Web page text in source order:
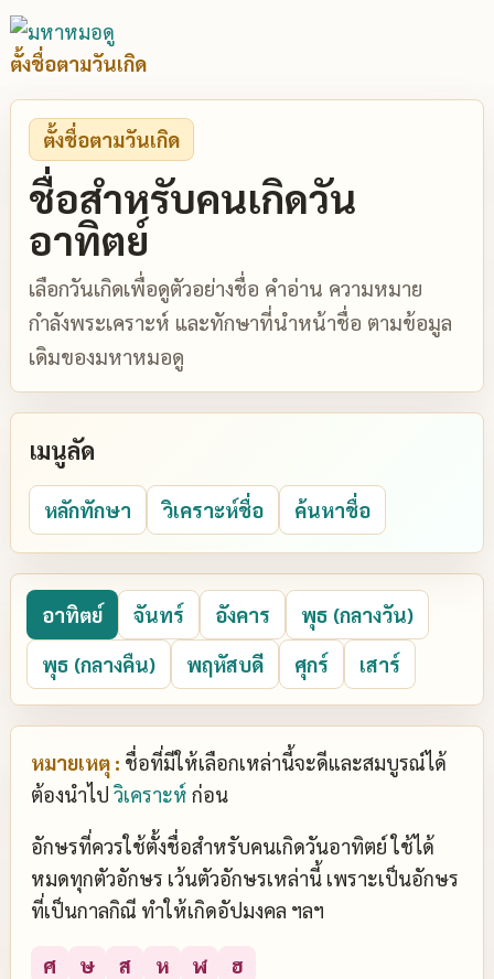
ตั้งชื่อตามวันเกิด
ตั้งชื่อตามวันเกิด
ชื่อสำหรับคนเกิดวัน
อาทิตย์
เลือกวันเกิดเพื่อดูตัวอย่างชื่อ คำอ่าน ความหมาย
กำลังพระเคราะห์ และทักษาที่นำหน้าชื่อ ตามข้อมูล
เดิมของมหาหมอดู
เมนูลัด
หลักทักษา วิเคราะห์ชื่อ ค้นหาชื่อ
อาทิตย์ จันทร์ อังคาร
พุธ (กลางวัน)
พุธ (กลางคืน)
พฤหัสบดี ศุกร์ เสาร์
หมายเหตุ : ชื่อที่มีให้เลือกเหล่านี้จะดีและสมบูรณ์ได้
ต้องนำไป วิเคราะห์ ก่อน
อักษรที่ควรใช้ตั้งชื่อสำหรับคนเกิดวันอาทิตย์ ใช้ได้
หมดทุกตัวอักษร เว้นตัวอักษรเหล่านี้ เพราะเป็นอักษร
ที่เป็นกาลกิณี ทำให้เกิดอัปมงคล ฯลฯ
ศ ษ ส ห ฬ ฮ